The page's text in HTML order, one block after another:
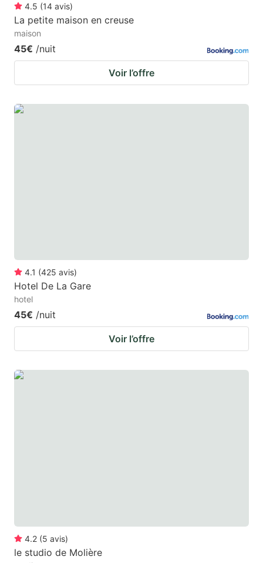
4.5 (14 avis)
La petite maison en creuse
maison
45€ /nuit
Voir l’offre
4.1 (425 avis)
Hotel De La Gare
hotel
45€ /nuit
Voir l’offre
4.2 (5 avis)
le studio de Molière